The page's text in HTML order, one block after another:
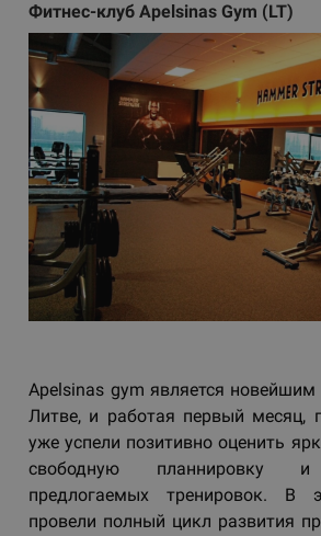
Фитнес-клуб Apelsinas Gym (LT)
Apelsinas gym является
Литве, и работая первый месяц,
уже успели позитивно оценить
свободную планнировку и
предлогаемых тренировок.
провели полный цикл развития